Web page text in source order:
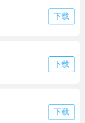
下载
下载
下载